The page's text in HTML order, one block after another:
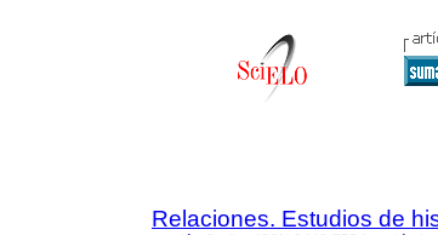
Relaciones. Estudios de